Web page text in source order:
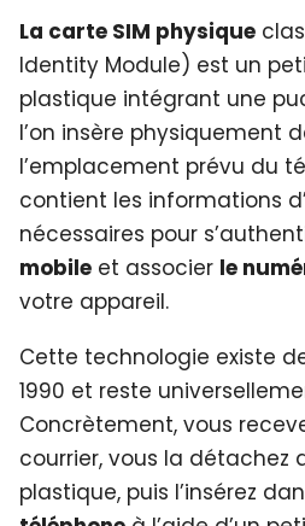
La carte SIM physique
Identity Module) est un
plastique intégrant une
l’on insère physiquement
l’emplacement prévu du
contient les informations
nécessaires pour
mobile et associer le
votre appareil.
Cette technologie existe
1990 et reste
Concrètement, vous
courrier, vous la détachez
plastique, puis l’insérez